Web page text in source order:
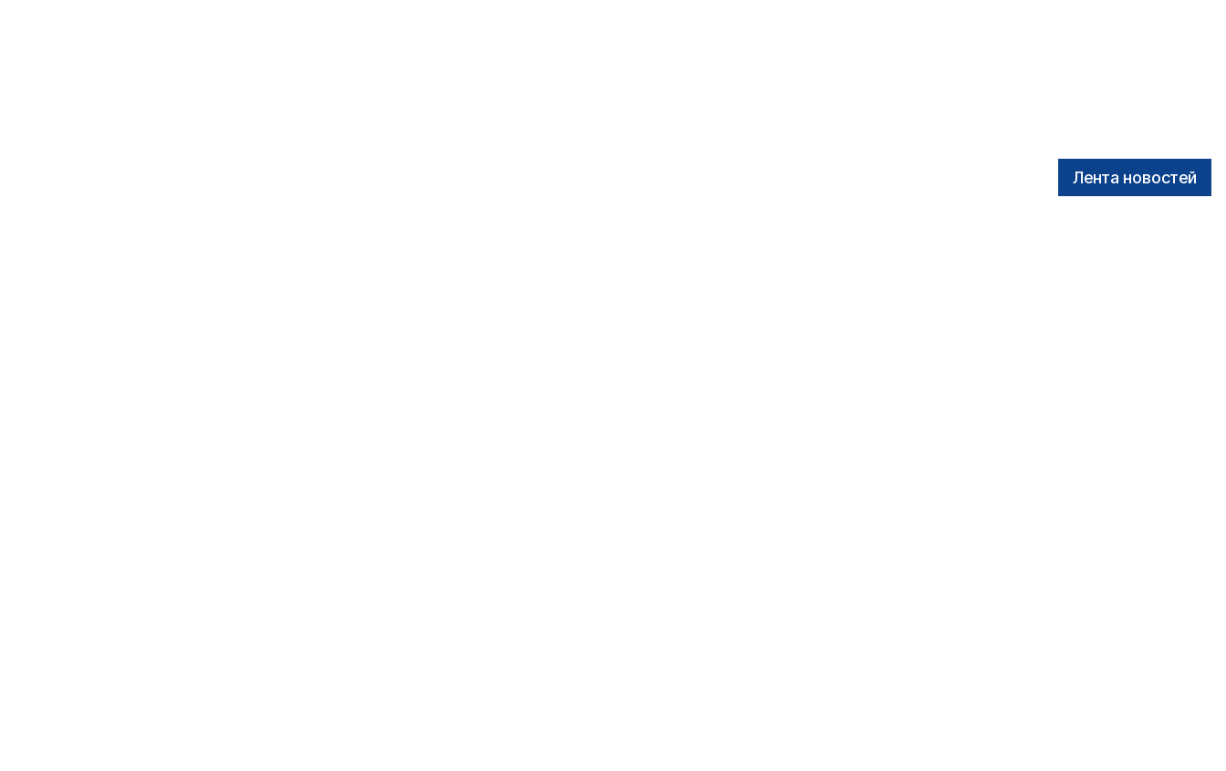
Лента новостей